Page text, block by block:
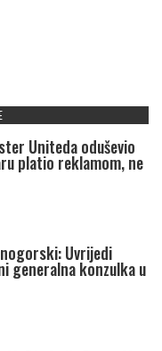
Uniteda oduševio
platio reklamom, ne
Uvrijedi
generalna konzulka u